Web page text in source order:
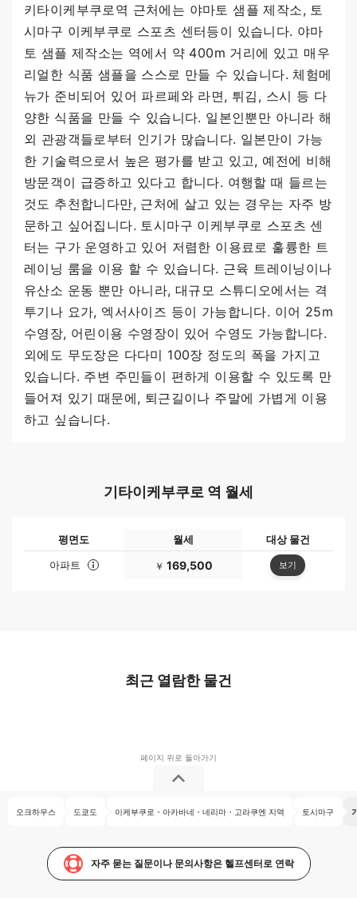
키타이케부쿠로역 근처에는 야마토 샘플 제작소, 토
시마구 이케부쿠로 스포츠 센터등이 있습니다. 야마
토 샘플 제작소는 역에서 약 400m 거리에 있고 매우
리얼한 식품 샘플을 스스로 만들 수 있습니다. 체험메
뉴가 준비되어 있어 파르페와 라면, 튀김, 스시 등 다
양한 식품을 만들 수 있습니다. 일본인뿐만 아니라 해
외 관광객들로부터 인기가 많습니다. 일본만이 가능
한 기술력으로서 높은 평가를 받고 있고, 예전에 비해
방문객이 급증하고 있다고 합니다. 여행할 때 들르는
것도 추천합니다만, 근처에 살고 있는 경우는 자주 방
문하고 싶어집니다. 토시마구 이케부쿠로 스포츠 센
터는 구가 운영하고 있어 저렴한 이용료로 훌륭한 트
레이닝 룸을 이용 할 수 있습니다. 근육 트레이닝이나
유산소 운동 뿐만 아니라, 대규모 스튜디오에서는 격
투기나 요가, 엑서사이즈 등이 가능합니다. 이어 25m
수영장, 어린이용 수영장이 있어 수영도 가능합니다.
외에도 무도장은 다다미 100장 정도의 폭을 가지고
있습니다. 주변 주민들이 편하게 이용할 수 있도록 만
들어져 있기 때문에, 퇴근길이나 주말에 가볍게 이용
하고 싶습니다.
기타이케부쿠로 역 월세
평면도 월세
대상 물건
아파트
￥ 169,500 보기
최근 열람한 물건
오크하우스 도쿄도 이케부쿠로・아카바네・네리마・고라쿠엔 지역 토시마구
자주 묻는 질문이나 문의사항은 헬프센터로 연락